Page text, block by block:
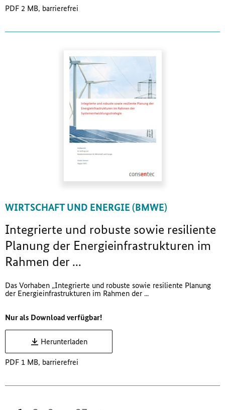
PDF 2 MB, barrierefrei
WIRTSCHAFT UND ENERGIE (BMWE)
Integrierte und robuste sowie resiliente
Planung der Energieinfrastrukturen im
Rahmen der ...
Das Vorhaben „Integrierte und robuste sowie resiliente Planung
der Energieinfrastrukturen im Rahmen der ...
Nur als Download verfügbar!
Herunterladen
PDF 1 MB, barrierefrei